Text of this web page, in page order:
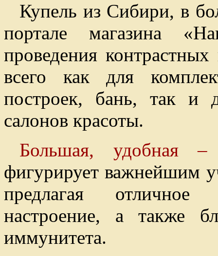
Купель из Сибири, в
портале магазина
проведения
всего как для
построек, бань, так и
салонов красоты.
Большая, удобная
фигурирует важнейшим
предлагая отличное
настроение, а также
иммунитета.